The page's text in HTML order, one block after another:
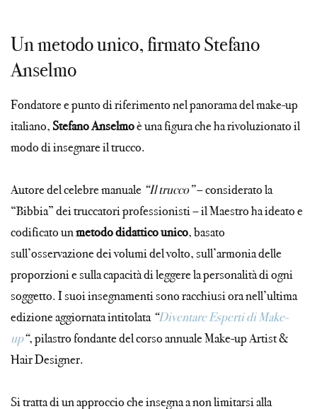
Un metodo unico, firmato Stefano
Anselmo
Fondatore e punto di riferimento nel panorama del make-up
italiano, Stefano Anselmoè una figura che ha rivoluzionato il
modo di insegnare il trucco.
Autore del celebre manuale “Il trucco”– considerato la
“Bibbia” dei truccatori professionisti – il Maestro ha ideato e
codificato unmetodo didattico unico, basato
sull’osservazione dei volumi del volto, sull’armonia delle
proporzioni e sulla capacità di leggere la personalità di ogni
soggetto. I suoi insegnamenti sono racchiusi ora nell’ultima
edizione aggiornata intitolata “Diventare Esperti di Make-
up“, pilastro fondante del corso annuale Make-up Artist &
Hair Designer.
Si tratta di un approccio che insegna a non limitarsi alla